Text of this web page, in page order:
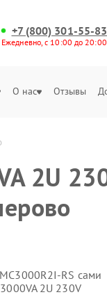
+7 (800) 301-55-83
Ежедневно, с 10:00 до 20:00
О нас Отзывы
2U
RS сами
2U 230V